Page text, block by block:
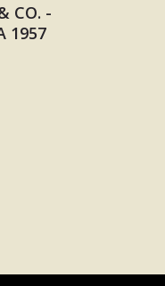
CO. -
1957